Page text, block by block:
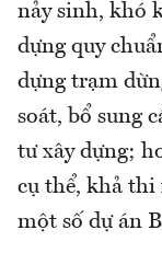
nảy sinh, khó
dựng quy
dựng trạm
soát, bổ sung
tư xây dựng;
cụ thể, khả thi
một số dự án